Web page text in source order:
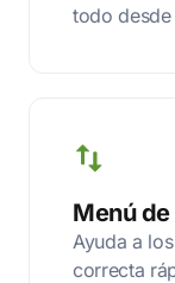
todo
Menú
Ayuda a
correcta